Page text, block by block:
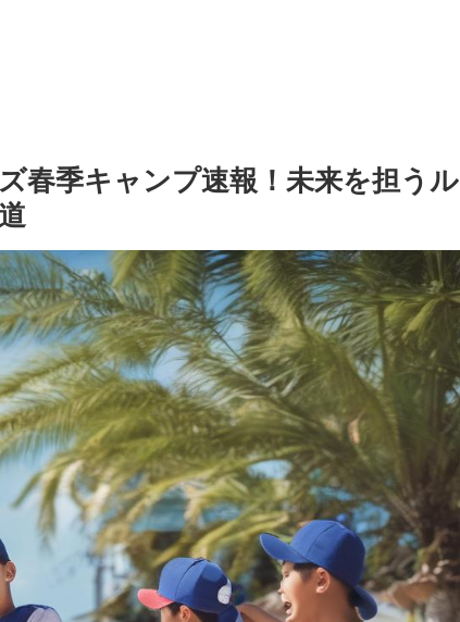
春季キャンプ速報！未来を担うル